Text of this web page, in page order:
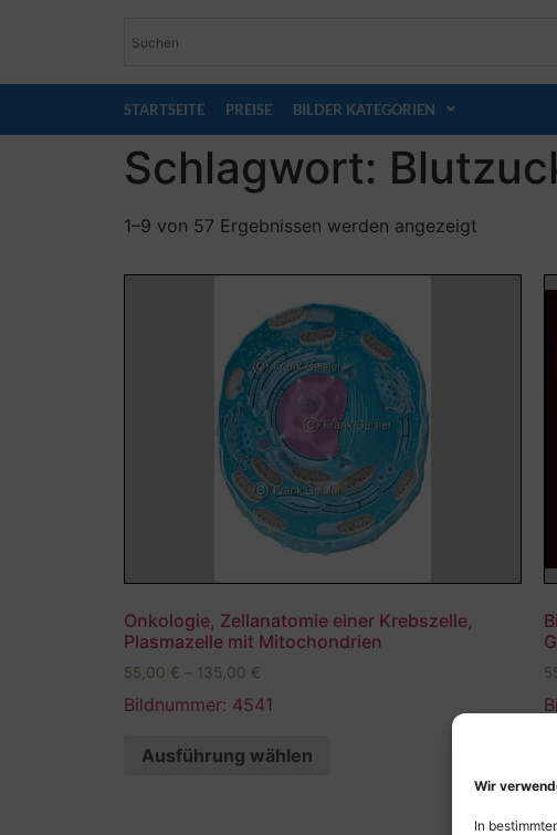
Wir
In
STARTSEITE PREISE BILDER KATEGORIEN
Schlagwort:
1–9 von 57 Ergebnissen werden angezeigt
Onkologie, Zellanatomie einer Krebszelle,
Plasmazelle mit Mitochondrien
55,00 € – 135,00 €
Bildnummer: 4541
Ausführung wählen